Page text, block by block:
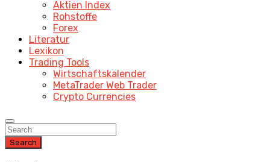
Aktien Index
Rohstoffe
Forex
Literatur
Lexikon
Trading Tools
Wirtschaftskalender
MetaTrader Web Trader
Crypto Currencies
Search